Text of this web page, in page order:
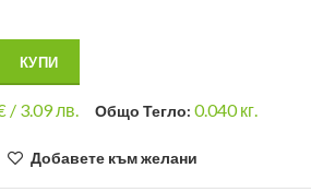
КУПИ
/ 3.09 лв. Общо Тегло: 0.040кг.
Добавете към желани